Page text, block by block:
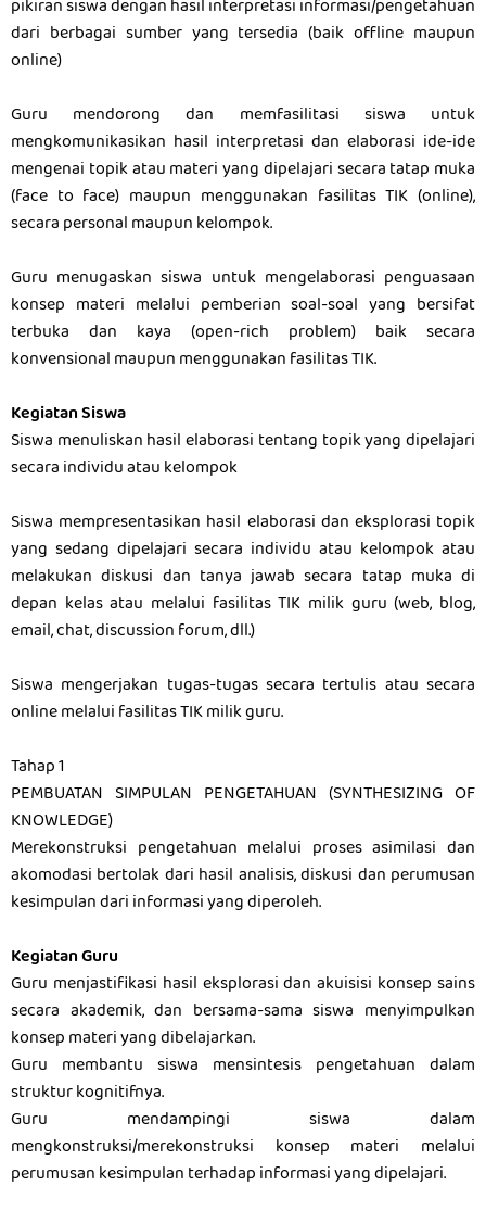
pikiran siswa dengan hasil interpretasi informasi/pengetahuan
dari berbagai sumber yang tersedia (baik offline maupun
online)
Guru mendorong dan memfasilitasi siswa untuk
mengkomunikasikan hasil interpretasi dan elaborasi ide-ide
mengenai topik atau materi yang dipelajari secara tatap muka
(face to face) maupun menggunakan fasilitas TIK (online),
secara personal maupun kelompok.
Guru menugaskan siswa untuk mengelaborasi penguasaan
konsep materi melalui pemberian soal-soal yang bersifat
terbuka dan kaya (open-rich problem) baik secara
konvensional maupun menggunakan fasilitas TIK.
Kegiatan Siswa
Siswa menuliskan hasil elaborasi tentang topik yang dipelajari
secara individu atau kelompok
Siswa mempresentasikan hasil elaborasi dan eksplorasi topik
yang sedang dipelajari secara individu atau kelompok atau
melakukan diskusi dan tanya jawab secara tatap muka di
depan kelas atau melalui fasilitas TIK milik guru (web, blog,
email, chat, discussion forum, dll.)
Siswa mengerjakan tugas-tugas secara tertulis atau secara
online melalui fasilitas TIK milik guru.
Tahap 1
PEMBUATAN SIMPULAN PENGETAHUAN (SYNTHESIZING OF
KNOWLEDGE)
Merekonstruksi pengetahuan melalui proses asimilasi dan
akomodasi bertolak dari hasil analisis, diskusi dan perumusan
kesimpulan dari informasi yang diperoleh.
Kegiatan Guru
Guru menjastifikasi hasil eksplorasi dan akuisisi konsep sains
secara akademik, dan bersama-sama siswa menyimpulkan
konsep materi yang dibelajarkan.
Guru membantu siswa mensintesis pengetahuan dalam
struktur kognitifnya.
Guru mendampingi siswa dalam
mengkonstruksi/merekonstruksi konsep materi melalui
perumusan kesimpulan terhadap informasi yang dipelajari.